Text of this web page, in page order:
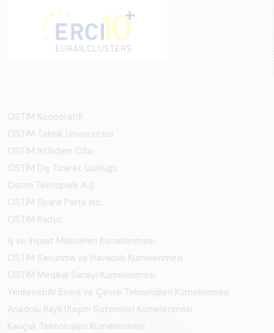
OSTİM Kooperatifi
OSTİM Teknik Üniversitesi
OSTİM İstihdam Ofisi
OSTİM Dış Ticaret Günlüğü
Ostim Teknopark A.Ş.
OSTİM Spare Parts Inc.
OSTİM Radyo
İş ve İnşaat Makineleri Kümelenmesi
OSTİM Savunma ve Havacılık Kümelenmesi
OSTİM Medikal Sanayi Kümelenmesi
Yenilenebilir Enerji ve Çevre Teknolojileri Kümelenmesi
Anadolu Raylı Ulaşım Sistemleri Kümelenmesi
Kauçuk Teknolojileri Kümelenmesi